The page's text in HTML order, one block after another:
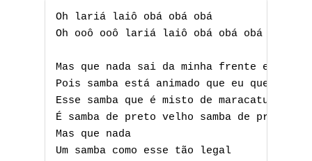
Oh lariá laiô obá obá obá
Oh ooô ooô lariá laiô obá obá obá
Mas que nada sai da minha frente eu
Pois samba está animado que eu quero é
Esse samba que é misto de maracatu
É samba de preto velho samba de preto tu
Mas que nada
Um samba como esse tão legal